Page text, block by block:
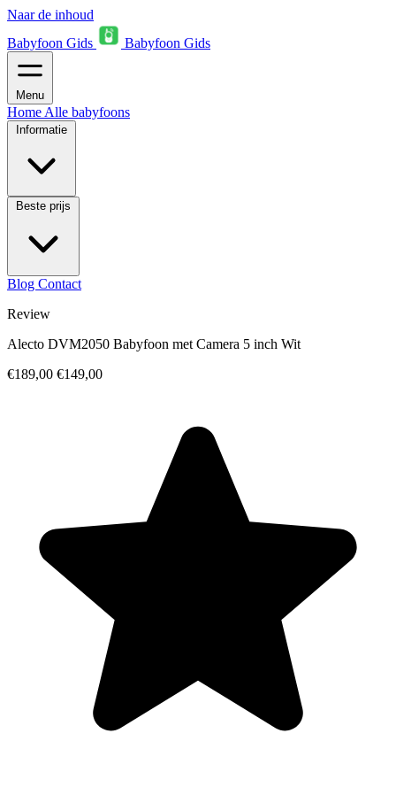
Naar de inhoud
Babyfoon Gids
Babyfoon Gids
Menu
Home Alle babyfoons
Informatie
Beste prijs
Blog Contact
Review
Alecto DVM2050 Babyfoon met Camera 5 inch Wit
€189,00 €149,00